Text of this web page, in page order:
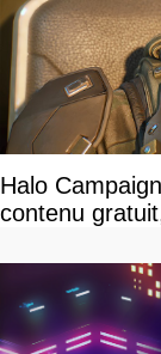
Halo
contenu